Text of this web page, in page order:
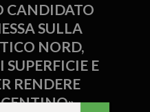
CANDIDATO
SULLA
NORD,
E
RENDERE